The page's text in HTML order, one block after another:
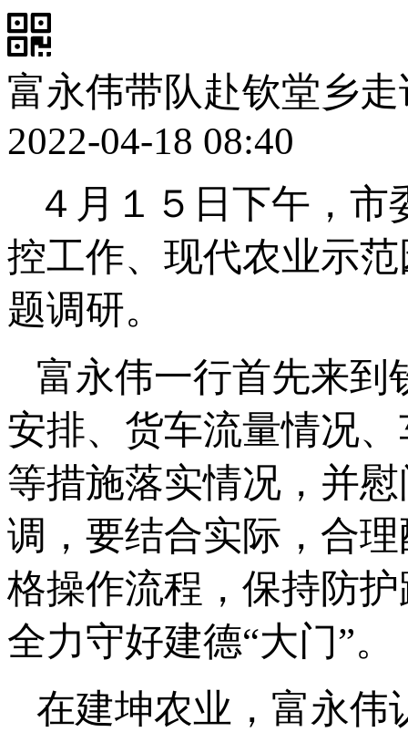
富永伟带队赴钦堂乡
2022-04-18 08:40
４月１５日下午，
控工作、现代农业示
题调研。
富永伟一行首先来到
安排、货车流量情况
等措施落实情况，并
调，要结合实际，合
格操作流程，保持防
全力守好建德“大门”。
在建坤农业，富永伟